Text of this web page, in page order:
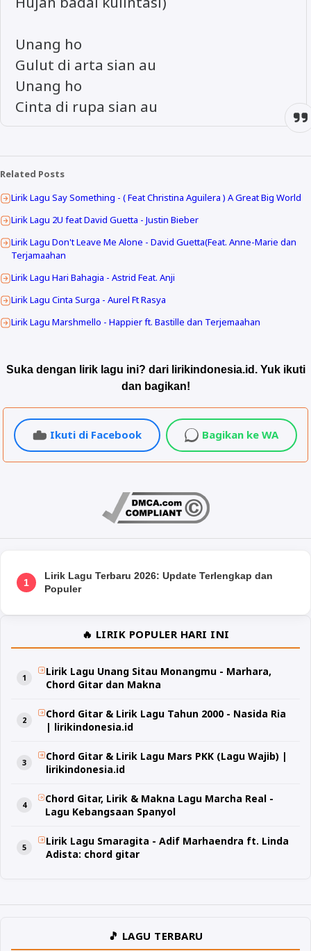
Unang ho
Gulut di arta sian au
Unang ho
Cinta di rupa sian au
Related Posts
Lirik Lagu Say Something - ( Feat Christina Aguilera ) A Great Big World
Lirik Lagu 2U feat David Guetta - Justin Bieber
Lirik Lagu Don't Leave Me Alone - David Guetta(Feat. Anne-Marie dan
Terjamaahan
Lirik Lagu Hari Bahagia - Astrid Feat. Anji
Lirik Lagu Cinta Surga - Aurel Ft Rasya
Lirik Lagu Marshmello - Happier ft. Bastille dan Terjemaahan
Suka dengan lirik lagu ini? dari lirikindonesia.id. Yuk ikuti
dan bagikan!
Ikuti di Facebook Bagikan ke WA
1
Lirik Lagu Terbaru 2026: Update Terlengkap dan
Populer
🔥 LIRIK POPULER HARI INI
Lirik Lagu Unang Sitau Monangmu - Marhara,
Chord Gitar dan Makna
Chord Gitar & Lirik Lagu Tahun 2000 - Nasida Ria
| lirikindonesia.id
Chord Gitar & Lirik Lagu Mars PKK (Lagu Wajib) |
lirikindonesia.id
Chord Gitar, Lirik & Makna Lagu Marcha Real -
Lagu Kebangsaan Spanyol
Lirik Lagu Smaragita - Adif Marhaendra ft. Linda
Adista: chord gitar
🎵 LAGU TERBARU